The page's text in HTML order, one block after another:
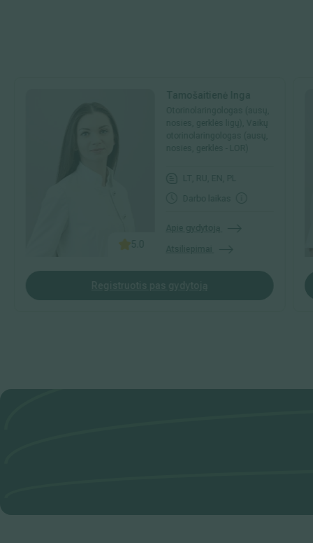
5.0
Tamošaitienė Inga
Otorinolaringologas (ausų,
nosies, gerklės ligų), Vaikų
otorinolaringologas (ausų,
nosies, gerklės - LOR)
LT, RU, EN, PL
Darbo laikas
Apie gydytoją
Atsiliepimai
Registruotis pas gydytoją